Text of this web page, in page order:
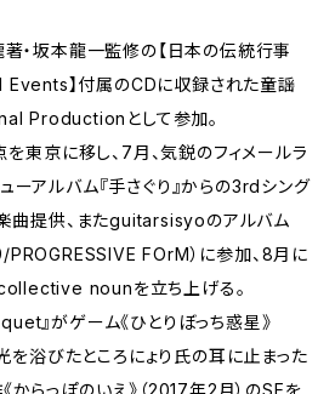
・坂本龍一監修の【日本の伝統行事
】付属のCDに収録された童謡
Productionとして参加。
東京に移し、7月、気鋭のフィメールラ
ーアルバム『手さぐり』からの3rdシング
楽曲提供、またguitarsisyoのアルバム
PROGRESSIVE FOrM）に参加、8月に
nounを立ち上げる。
』がゲーム《ひとりぼっち惑星》
を浴びたところにょり氏の耳に止まった
からっぽのいえ》（2017年2月）のSEを